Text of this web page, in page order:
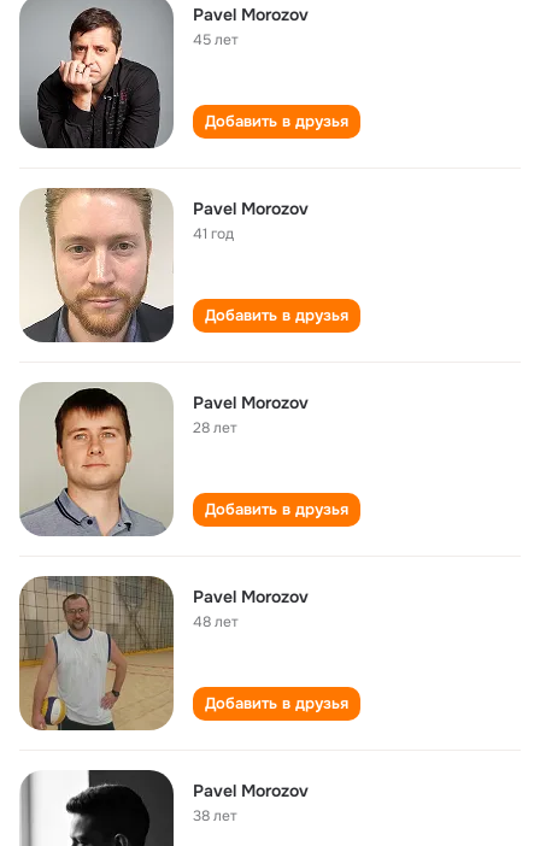
Pavel Morozov
45 лет
Добавить в друзья
Pavel Morozov
41 год
Добавить в друзья
Pavel Morozov
28 лет
Добавить в друзья
Pavel Morozov
48 лет
Добавить в друзья
Pavel Morozov
38 лет